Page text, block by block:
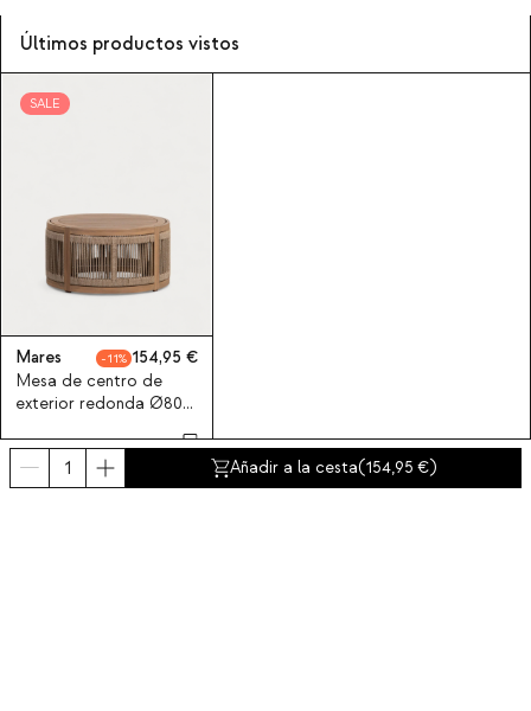
Añadir a la cesta(154,95 )
Últimos productos vistos
SALE
Mares 11
154,95
Mesa de centro de
exterior redonda Ø80
acacia Mares